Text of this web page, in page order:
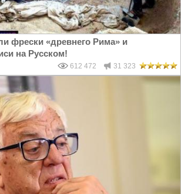
фрески «древнего Рима» и
на Русском!
612 472 31 323